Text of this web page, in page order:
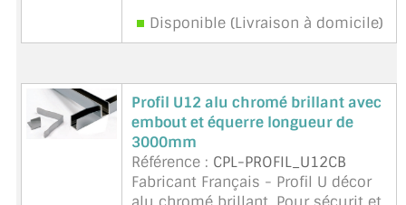
NOUS CONTACTER
Disponible (Livraison à domicile)
Profil U12 alu chromé brillant avec
embout et équerre longueur de
3000mm
Référence : CPL-PROFIL_U12CB
Fabricant Français - Profil U décor